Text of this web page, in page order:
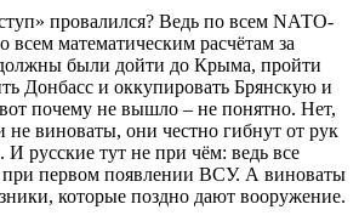
провалился? Ведь по всем NАТО-
всем математическим расчётам за
были дойти до Крыма, пройти
Донбасс и оккупировать Брянскую и
почему не вышло – не понятно. Нет,
не виноваты, они честно гибнут от рук
русские тут не при чём: ведь все
при первом появлении ВСУ. А виноваты
которые поздно дают вооружение.